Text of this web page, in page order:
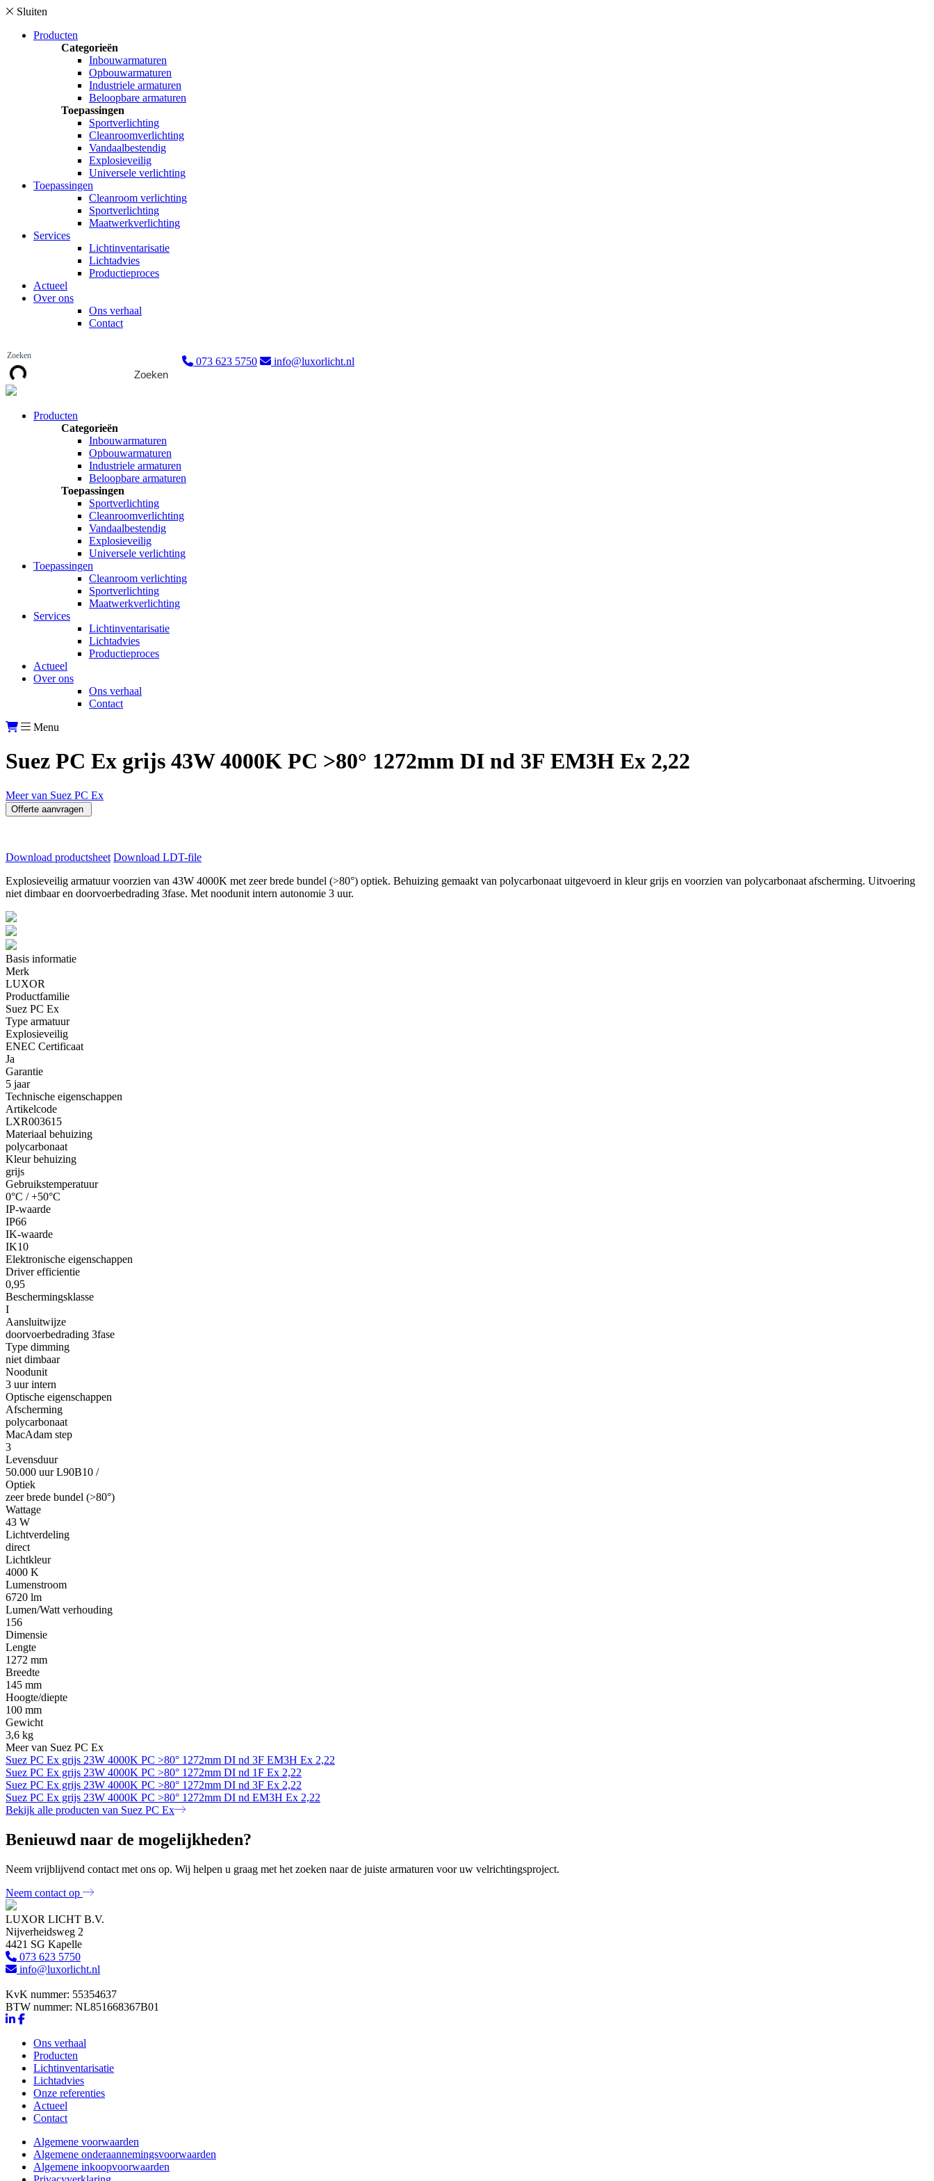
Sluiten
Producten
Categorieën
Inbouwarmaturen
Opbouwarmaturen
Industriele armaturen
Beloopbare armaturen
Toepassingen
Sportverlichting
Cleanroomverlichting
Vandaalbestendig
Explosieveilig
Universele verlichting
Toepassingen
Cleanroom verlichting
Sportverlichting
Maatwerkverlichting
Services
Lichtinventarisatie
Lichtadvies
Productieproces
Actueel
Over ons
Ons verhaal
Contact
Zoeken
073 623 5750 info@luxorlicht.nl
Producten
Categorieën
Inbouwarmaturen
Opbouwarmaturen
Industriele armaturen
Beloopbare armaturen
Toepassingen
Sportverlichting
Cleanroomverlichting
Vandaalbestendig
Explosieveilig
Universele verlichting
Toepassingen
Cleanroom verlichting
Sportverlichting
Maatwerkverlichting
Services
Lichtinventarisatie
Lichtadvies
Productieproces
Actueel
Over ons
Ons verhaal
Contact
Menu
Suez PC Ex grijs 43W 4000K PC >80° 1272mm DI nd 3F EM3H Ex 2,22
Meer van Suez PC Ex
Offerte aanvragen
Download productsheet Download LDT-file
Explosieveilig armatuur voorzien van 43W 4000K met zeer brede bundel (>80°) optiek. Behuizing gemaakt van polycarbonaat uitgevoerd in kleur grijs en voorzien van polycarbonaat afscherming. Uitvoering
niet dimbaar en doorvoerbedrading 3fase. Met noodunit intern autonomie 3 uur.
Basis informatie
Merk
LUXOR
Productfamilie
Suez PC Ex
Type armatuur
Explosieveilig
ENEC Certificaat
Ja
Garantie
5 jaar
Technische eigenschappen
Artikelcode
LXR003615
Materiaal behuizing
polycarbonaat
Kleur behuizing
grijs
Gebruikstemperatuur
0°C / +50°C
IP-waarde
IP66
IK-waarde
IK10
Elektronische eigenschappen
Driver efficientie
0,95
Beschermingsklasse
I
Aansluitwijze
doorvoerbedrading 3fase
Type dimming
niet dimbaar
Noodunit
3 uur intern
Optische eigenschappen
Afscherming
polycarbonaat
MacAdam step
3
Levensduur
50.000 uur L90B10 /
Optiek
zeer brede bundel (>80°)
Wattage
43 W
Lichtverdeling
direct
Lichtkleur
4000 K
Lumenstroom
6720 lm
Lumen/Watt verhouding
156
Dimensie
Lengte
1272 mm
Breedte
145 mm
Hoogte/diepte
100 mm
Gewicht
3,6 kg
Meer van Suez PC Ex
Suez PC Ex grijs 23W 4000K PC >80° 1272mm DI nd 3F EM3H Ex 2,22
Suez PC Ex grijs 23W 4000K PC >80° 1272mm DI nd 1F Ex 2,22
Suez PC Ex grijs 23W 4000K PC >80° 1272mm DI nd 3F Ex 2,22
Suez PC Ex grijs 23W 4000K PC >80° 1272mm DI nd EM3H Ex 2,22
Bekijk alle producten van Suez PC Ex
Benieuwd naar de mogelijkheden?
Neem vrijblijvend contact met ons op. Wij helpen u graag met het zoeken naar de juiste armaturen voor uw velrichtingsproject.
Neem contact op
LUXOR LICHT B.V.
Nijverheidsweg 2
4421 SG Kapelle
073 623 5750
info@luxorlicht.nl
KvK nummer: 55354637
BTW nummer: NL851668367B01
Ons verhaal
Producten
Lichtinventarisatie
Lichtadvies
Onze referenties
Actueel
Contact
Algemene voorwaarden
Algemene onderaannemingsvoorwaarden
Algemene inkoopvoorwaarden